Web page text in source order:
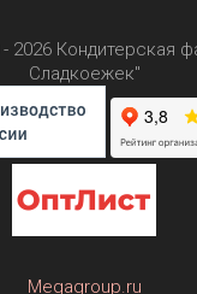
2026 Кондитерская
Сладкоежек"
Megagroup.ru